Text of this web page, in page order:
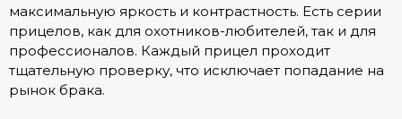
максимальную яркость и контрастность. Есть серии
прицелов, как для охотников-любителей, так и для
профессионалов. Каждый прицел проходит
тщательную проверку, что исключает попадание на
рынок брака.